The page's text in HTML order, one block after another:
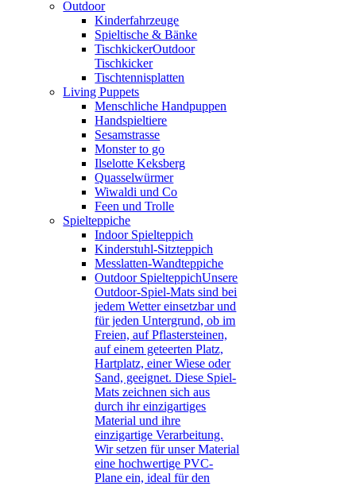
Outdoor
Kinderfahrzeuge
Spieltische & Bänke
TischkickerOutdoor
Tischkicker
Tischtennisplatten
Living Puppets
Menschliche Handpuppen
Handspieltiere
Sesamstrasse
Monster to go
Ilselotte Keksberg
Quasselwürmer
Wiwaldi und Co
Feen und Trolle
Spielteppiche
Indoor Spielteppich
Kinderstuhl-Sitzteppich
Messlatten-Wandteppiche
Outdoor SpielteppichUnsere
Outdoor-Spiel-Mats sind bei
jedem Wetter einsetzbar und
für jeden Untergrund, ob im
Freien, auf Pflastersteinen,
auf einem geteerten Platz,
Hartplatz, einer Wiese oder
Sand, geeignet. Diese Spiel-
Mats zeichnen sich aus
durch ihr einzigartiges
Material und ihre
einzigartige Verarbeitung.
Wir setzen für unser Material
eine hochwertige PVC-
Plane ein, ideal für den